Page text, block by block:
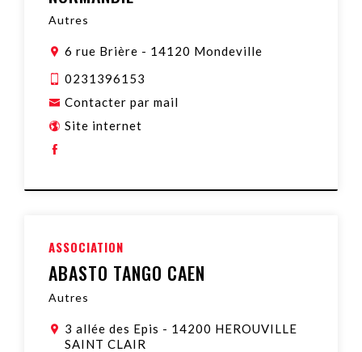
Autres
6 rue Brière - 14120 Mondeville
0231396153
Contacter par mail
Site internet
ASSOCIATION
ABASTO TANGO CAEN
Autres
3 allée des Epis - 14200 HEROUVILLE
SAINT CLAIR